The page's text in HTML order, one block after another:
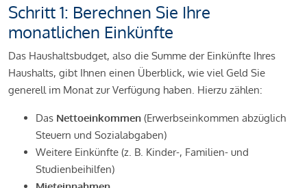
Schritt 1: Berechnen Sie Ihre
monatlichen Einkünfte
Das Haushaltsbudget, also die Summe der Einkünfte Ihres
Haushalts, gibt Ihnen einen Überblick, wie viel Geld Sie
generell im Monat zur Verfügung haben. Hierzu zählen:
Das Nettoeinkommen (Erwerbseinkommen abzüglich
Steuern und Sozialabgaben)
Weitere Einkünfte (z. B. Kinder-, Familien- und
Studienbeihilfen)